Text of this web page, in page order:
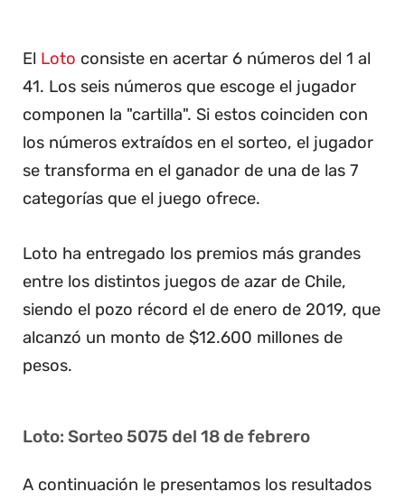
El Loto consiste en acertar 6 números del 1 al
41. Los seis números que escoge el jugador
componen la "cartilla". Si estos coinciden con
los números extraídos en el sorteo, el jugador
se transforma en el ganador de una de las 7
categorías que el juego ofrece.
Loto ha entregado los premios más grandes
entre los distintos juegos de azar de Chile,
siendo el pozo récord el de enero de 2019, que
alcanzó un monto de $12.600 millones de
pesos.
Loto: Sorteo 5075 del 18 de febrero
A continuación le presentamos los resultados